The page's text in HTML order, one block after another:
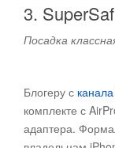
3. SuperSaf
Посадка
Блогеру с
комплекте с
адаптера.